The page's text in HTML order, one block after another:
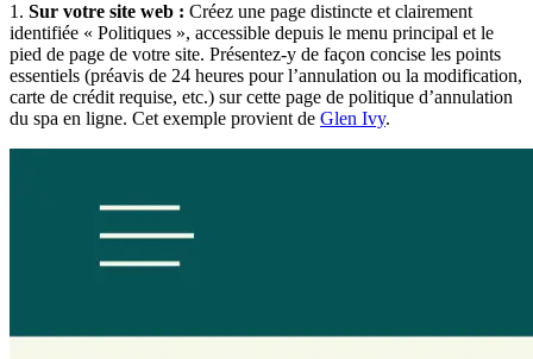
1. Sur votre site web : Créez une page distincte et clairement
identifiée « Politiques », accessible depuis le menu principal et le
pied de page de votre site. Présentez-y de façon concise les points
essentiels (préavis de 24 heures pour l’annulation ou la modification,
carte de crédit requise, etc.) sur cette page de politique d’annulation
du spa en ligne. Cet exemple provient de Glen Ivy.